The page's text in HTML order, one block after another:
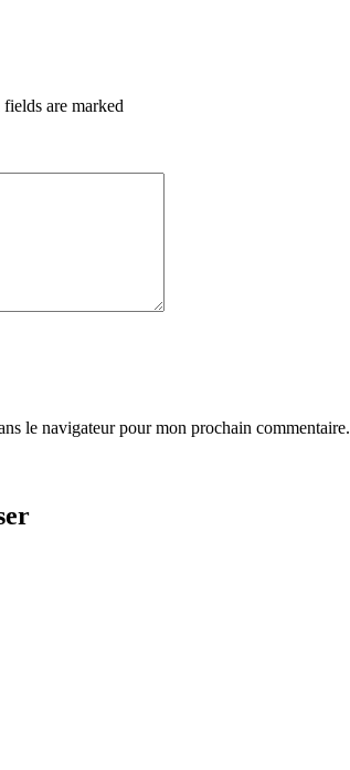
are marked
le navigateur pour mon prochain commentaire.